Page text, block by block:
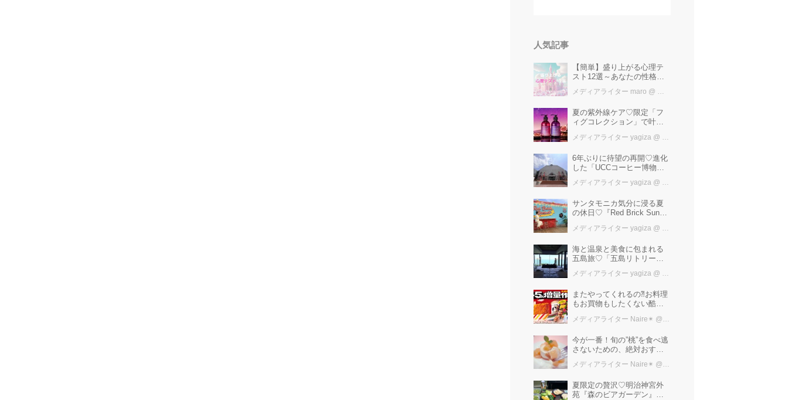
人気記事
【簡単】盛り上がる心理テ
スト12選～あなたの性格を
メディアライター maro @ カワコレメディア編集部
夏の紫外線ケア♡限定「フ
ィグコレクション」で叶え
メディアライター yagiza @ カワコレメディア編集部
6年ぶりに待望の再開♡進化
した「UCCコーヒー博物
ーマパーク”！館内展示の全
メディアライター yagiza @ カワコレメディア編集部
サンタモニカ気分に浸る夏
の休日♡『Red Brick Sunset
レンガ倉庫】
メディアライター yagiza @ カワコレメディア編集部
海と温泉と美食に包まれる
五島旅♡「五島リトリート
極上ご褒美ステイ
メディアライター yagiza @ カワコレメディア編集部
またやってくれるの⁈お料理
もお買物もしたくない酷暑
けば増量中！！
メディアライター Naire✴︎ @ カワコレメディア編集部
今が一番！旬の”桃”を食べ逃
さないための、絶対おすす
メディアライター Naire✴︎ @ カワコレメディア編集部
夏限定の贅沢♡明治神宮外
苑『森のビアガーデン』で